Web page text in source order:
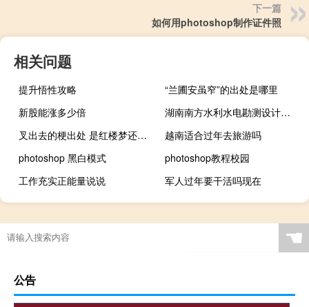
下一篇
如何用photoshop制作证件照
相关问题
提升悟性攻略
“兰圃安虽窄”的出处是哪里
新股能涨多少倍
湖南南方水利水电勘测设计院有限公司怎么样
叉出去的梗出处 是红楼梦还是三国什么梗
越南适合过年去旅游吗
photoshop 黑白模式
photoshop教程校园
工作充实正能量说说
军人过年要干活吗现在
☚
公告